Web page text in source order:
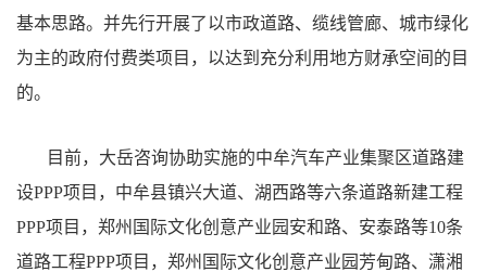
基本思路。并先行开展了以市政道路、缆线管廊、城市绿化
为主的政府付费类项目，以达到充分利用地方财承空间的目
的。
目前，大岳咨询协助实施的中牟汽车产业集聚区道路建
设PPP项目，中牟县镇兴大道、湖西路等六条道路新建工程
PPP项目，郑州国际文化创意产业园安和路、安泰路等10条
道路工程PPP项目，郑州国际文化创意产业园芳甸路、潇湘